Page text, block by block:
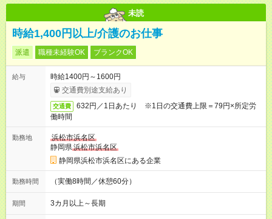
未読
時給1,400円以上/介護のお仕事
派遣 職種未経験OK ブランクOK
給与
時給1400円～1600円
交通費別途支給あり
交通費
632円／1日あたり ※1日の交通費上限＝79円×所定労
働時間
勤務地
浜松市浜名区
静岡県浜松市浜名区
静岡県浜松市浜名区にある企業
勤務時間 （実働8時間／休憩60分）
期間 3カ月以上～長期